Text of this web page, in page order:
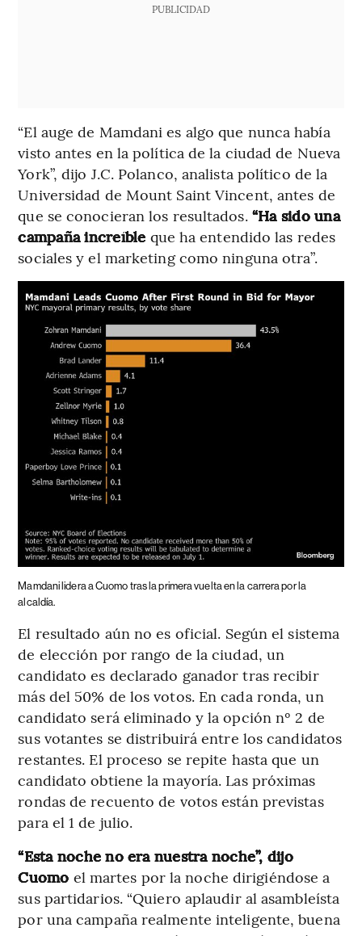
PUBLICIDAD
“El auge de Mamdani es algo que nunca había
visto antes en la política de la ciudad de Nueva
York”, dijo J.C. Polanco, analista político de la
Universidad de Mount Saint Vincent, antes de
que se conocieran los resultados.“Ha sido una
campaña increíble que ha entendido las redes
sociales y el marketing como ninguna otra”.
Mamdani lidera a Cuomo tras la primera vuelta en la carrera por la
alcaldía.
El resultado aún no es oficial. Según el sistema
de elección por rango de la ciudad, un
candidato es declarado ganador tras recibir
más del 50% de los votos. En cada ronda, un
candidato será eliminado y la opción nº 2 de
sus votantes se distribuirá entre los candidatos
restantes. El proceso se repite hasta que un
candidato obtiene la mayoría. Las próximas
rondas de recuento de votos están previstas
para el 1 de julio.
“Esta noche no era nuestra noche”, dijo
Cuomo el martes por la noche dirigiéndose a
sus partidarios. “Quiero aplaudir al asambleísta
por una campaña realmente inteligente, buena